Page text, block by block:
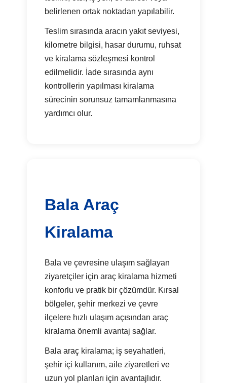
belirlenen ortak noktadan yapılabilir.
Teslim sırasında aracın yakıt seviyesi,
kilometre bilgisi, hasar durumu, ruhsat
ve kiralama sözleşmesi kontrol
edilmelidir. İade sırasında aynı
kontrollerin yapılması kiralama
sürecinin sorunsuz tamamlanmasına
yardımcı olur.
Bala Araç
Kiralama
Bala ve çevresine ulaşım sağlayan
ziyaretçiler için araç kiralama hizmeti
konforlu ve pratik bir çözümdür. Kırsal
bölgeler, şehir merkezi ve çevre
ilçelere hızlı ulaşım açısından araç
kiralama önemli avantaj sağlar.
Bala araç kiralama; iş seyahatleri,
şehir içi kullanım, aile ziyaretleri ve
uzun yol planları için avantajlıdır.